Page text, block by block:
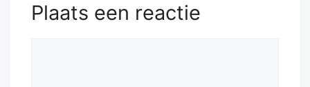
Plaats een reactie